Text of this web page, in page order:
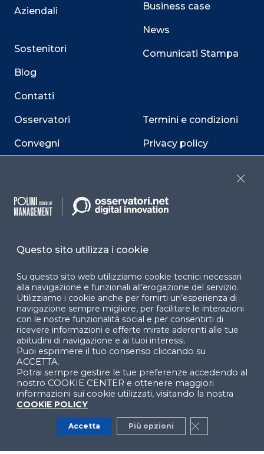
Aziendali
Sostenitori
Blog
Contatti
Osservatori
Convegni
Business case
News
Comunicati Stampa
Termini e condizioni
Privacy policy
Dichiarazione di
Facebook LinkedIn
YouTube
© 2024 Copyright © Politecnico di Milano Dipartimento
Questo sito utilizza i cookie
Su questo sito web utilizziamo cookie tecnici necessari
alla navigazione e funzionali all’erogazione del servizio.
Utilizziamo i cookie anche per fornirti un’esperienza di
navigazione sempre migliore, per facilitare le interazioni
con le nostre funzionalità social e per consentirti di
ricevere informazioni e offerte mirate aderenti alle tue
abitudini di navigazione e ai tuoi interessi.
Puoi esprimere il tuo consenso cliccando su
ACCETTA.
Potrai sempre gestire le tue preferenze accedendo al
nostro COOKIE CENTER e ottenere maggiori
informazioni sui cookie utilizzati, visitando la nostra
COOKIE POLICY
Accetta Più opzioni Close GDPR